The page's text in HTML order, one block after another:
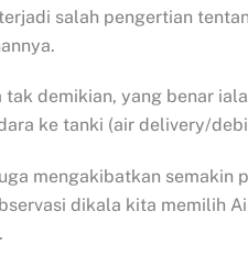
salah pengertian
tak demikian, yang benar
ke tanki (air delivery/
mengakibatkan semakin
dikala kita memilih